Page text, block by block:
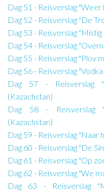
Dag 51 - Reisverslag
Dag 52 - Reisverslag "De
Dag 53 - Reisverslag
Dag 54 - Reisverslag
Dag 55 - Reisverslag "Plov
Dag 56 - Reisverslag
Dag 57 - Reisverslag
(Kazachstan)
Dag 58 - Reisverslag
(Kazachstan)
Dag 59 - Reisverslag "Naar
Dag 60 - Reisverslag "De
Dag 61 - Reisverslag "Op
Dag 62 - Reisverslag "We
Dag 63 - Reisverslag